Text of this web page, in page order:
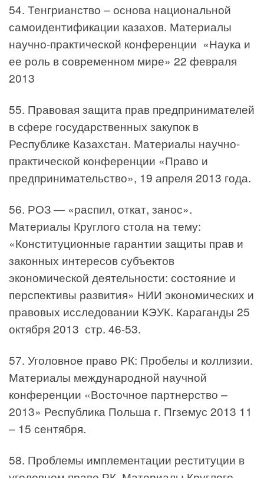
54. Тенгрианство – основа национальной
самоидентификации казахов. Материалы
научно-практической конференции «Наука и
ее роль в современном мире» 22 февраля
2013
55. Правовая защита прав предпринимателей
в сфере государственных закупок в
Республике Казахстан. Материалы научно-
практической конференции «Право и
предпринимательство», 19 апреля 2013 года.
56. РОЗ — «распил, откат, занос».
Материалы Круглого стола на тему:
«Конституционные гарантии защиты прав и
законных интересов субъектов
экономической деятельности: состояние и
перспективы развития» НИИ экономических и
правовых исследовании КЭУК. Караганды 25
октября 2013 стр. 46-53.
57. Уголовное право РК: Пробелы и коллизии.
Материалы международной научной
конференции «Восточное партнерство –
2013» Республика Польша г. Пгземус 2013 11
– 15 сентября.
58. Проблемы имплементации реституции в